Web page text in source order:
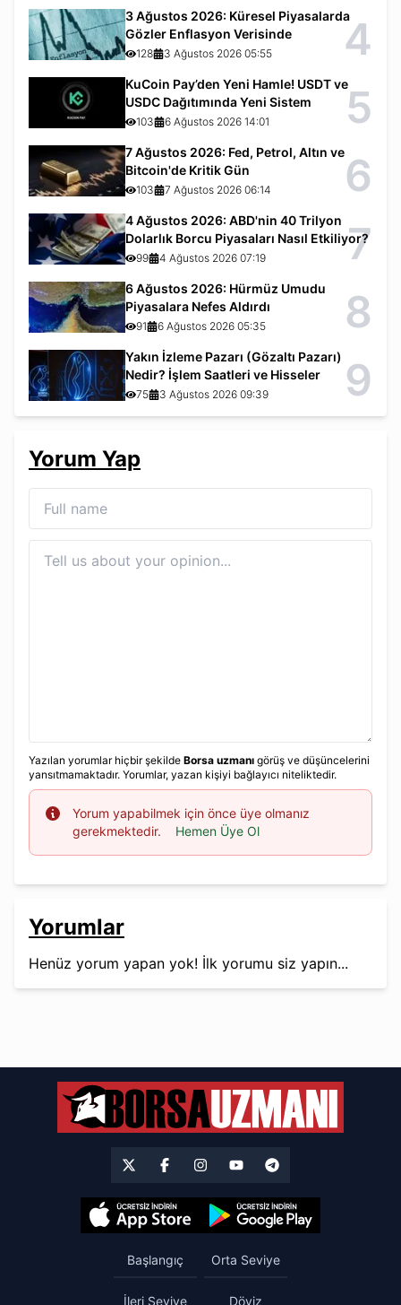
3 Ağustos 2026: Küresel Piyasalarda
Gözler Enflasyon Verisinde
128 3 Ağustos 2026 05:55 4
KuCoin Pay’den Yeni Hamle! USDT ve
USDC Dağıtımında Yeni Sistem
103 6 Ağustos 2026 14:01 5
7 Ağustos 2026: Fed, Petrol, Altın ve
Bitcoin'de Kritik Gün
103 7 Ağustos 2026 06:14 6
4 Ağustos 2026: ABD'nin 40 Trilyon
Dolarlık Borcu Piyasaları Nasıl Etkiliyor?
99 4 Ağustos 2026 07:19 7
6 Ağustos 2026: Hürmüz Umudu
Piyasalara Nefes Aldırdı
91 6 Ağustos 2026 05:35 8
Yakın İzleme Pazarı (Gözaltı Pazarı)
Nedir? İşlem Saatleri ve Hisseler
75 3 Ağustos 2026 09:39 9
Yorum Yap
Yazılan yorumlar hiçbir şekilde Borsa uzmanı görüş ve düşüncelerini
yansıtmamaktadır. Yorumlar, yazan kişiyi bağlayıcı niteliktedir.
Info
Yorum yapabilmek için önce üye olmanız
gerekmektedir.
Hemen Üye Ol
Yorumlar
Henüz yorum yapan yok! İlk yorumu siz yapın...
Başlangıç Orta Seviye
İleri Seviye Döviz